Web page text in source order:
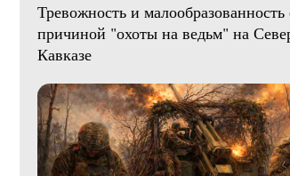
Тревожность и малообразованность
причиной "охоты на ведьм" на
Кавказе